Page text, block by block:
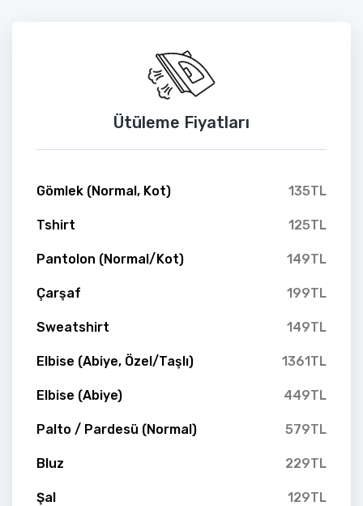
Ütüleme Fiyatları
Gömlek (Normal, Kot) 135TL
Tshirt 125TL
Pantolon (Normal/Kot) 149TL
Çarşaf 199TL
Sweatshirt 149TL
Elbise (Abiye, Özel/Taşlı) 1361TL
Elbise (Abiye) 449TL
Palto / Pardesü (Normal) 579TL
Bluz 229TL
Şal 129TL